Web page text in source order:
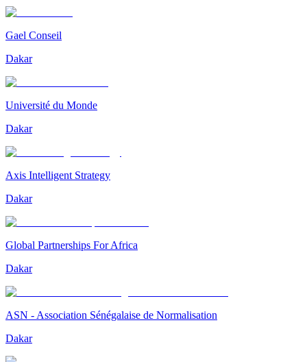
Gael Conseil
Dakar
Université du Monde
Dakar
Axis Intelligent Strategy
Dakar
Global Partnerships For Africa
Dakar
ASN - Association Sénégalaise de Normalisation
Dakar